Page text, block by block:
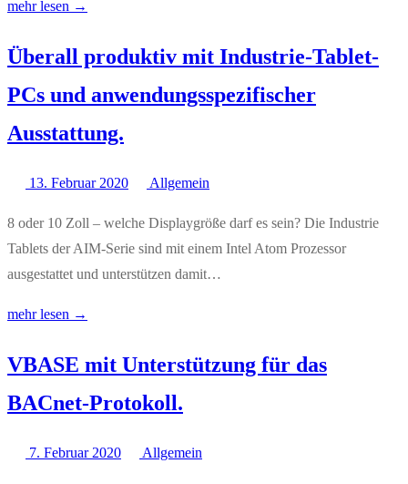
mehr lesen →
Überall produktiv mit Industrie-Tablet-
PCs und anwendungsspezifischer
Ausstattung.
13. Februar 2020 Allgemein
8 oder 10 Zoll – welche Displaygröße darf es sein? Die Industrie
Tablets der AIM-Serie sind mit einem Intel Atom Prozessor
ausgestattet und unterstützen damit…
mehr lesen →
VBASE mit Unterstützung für das
BACnet-Protokoll.
7. Februar 2020 Allgemein